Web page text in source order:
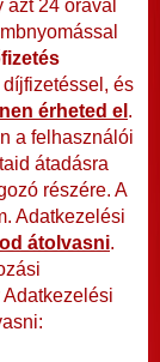
24 órával
és
érheted el .
a felhasználói
átadásra
részére. A
Adatkezelési
átolvasni.